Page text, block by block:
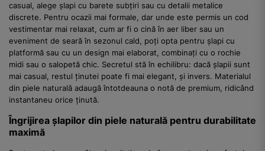
casual, alege șlapi cu barete subțiri sau cu detalii metalice
discrete. Pentru ocazii mai formale, dar unde este permis un cod
vestimentar mai relaxat, cum ar fi o cină în aer liber sau un
eveniment de seară în sezonul cald, poți opta pentru șlapi cu
platformă sau cu un design mai elaborat, combinați cu o rochie
midi sau o salopetă chic. Secretul stă în echilibru: dacă șlapii sunt
mai casual, restul ținutei poate fi mai elegant, și invers. Materialul
din piele naturală adaugă întotdeauna o notă de premium, ridicând
instantaneu orice ținută.
Îngrijirea șlapilor din piele naturală pentru durabilitate
maximă